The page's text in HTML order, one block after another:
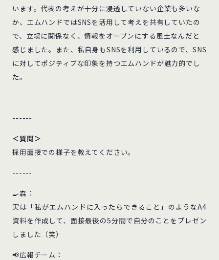
います。代表の考えが十分に浸透していない企業も多いな
か、エムハンドではSNSを活用して考えを共有していたの
で、立場に関係なく、情報をオープンにする風土なんだと
感じました。また、私自身もSNSを利用しているので、SNS
に対してポジティブな印象を持つエムハンドが魅力的でし
た。
------
＜質問＞
採用面接での様子を教えてください。
------
🍳森：
実は「私がエムハンドに入ったらできること」のようなA4
資料を作成して、面接最後の5分間で自分のことをプレゼン
しました（笑）
📢広報チーム：